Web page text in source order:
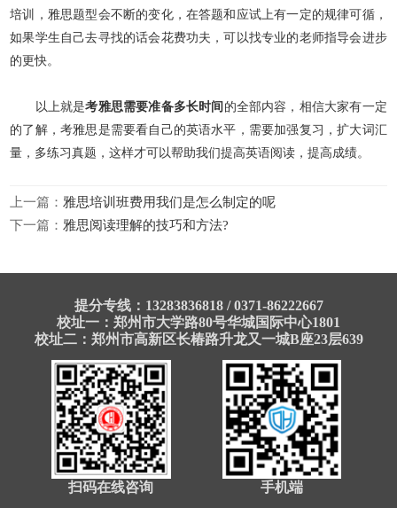
培训，雅思题型会不断的变化，在答题和应试上有一定的规律可循，
如果学生自己去寻找的话会花费功夫，可以找专业的老师指导会进步
的更快。
以上就是考雅思需要准备多长时间 的全部内容，相信大家有一定
的了解，考雅思是需要看自己的英语水平，需要加强复习，扩大词汇
量，多练习真题，这样才可以帮助我们提高英语阅读，提高成绩。
上一篇： 雅思培训班费用我们是怎么制定的呢
下一篇：雅思阅读理解的技巧和方法?
提分专线：13283836818 / 0371-86222667
校址一：郑州市大学路80号华城国际中心1801
校址二：郑州市高新区长椿路升龙又一城B座23层639
扫码在线咨询 手机端